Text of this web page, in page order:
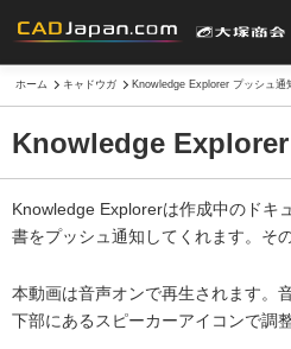
ホーム キャドウガ Knowledge Explorer プッシュ通
Knowledge
Knowledge Explorerは作成中のドキ
書をプッシュ通知してくれます。そ
本動画は音声オンで再生されます。
下部にあるスピーカーアイコンで調